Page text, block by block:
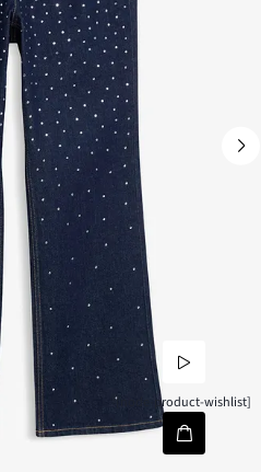
[node-product-wishlist]